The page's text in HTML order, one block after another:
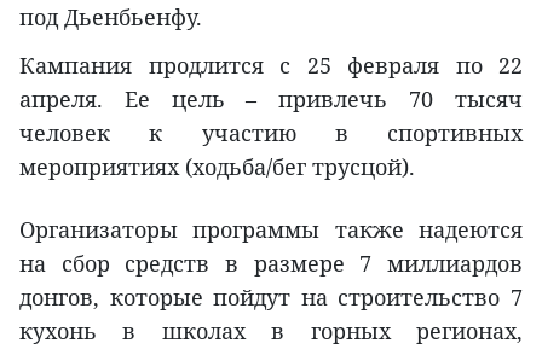
под Дьенбьенфу.
Кампания продлится с 25 февраля по 22
апреля. Ее цель – привлечь 70 тысяч
человек к участию в спортивных
мероприятиях (ходьба/бег трусцой).
Организаторы программы также надеются
на сбор средств в размере 7 миллиардов
донгов, которые пойдут на строительство 7
кухонь в школах в горных регионах,